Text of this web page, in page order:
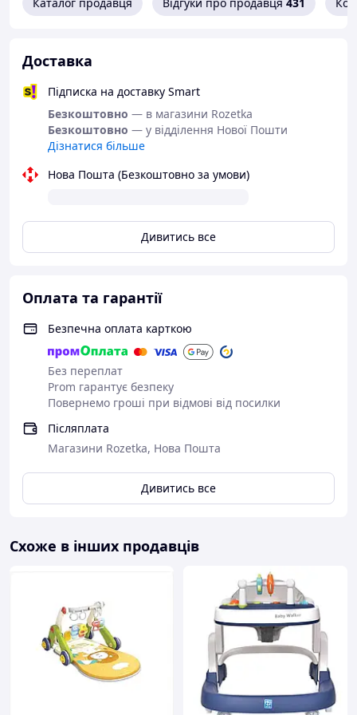
Кольори в асортименті. Бажаний колір можна вказати у
коментарі до замовлення.
Доставка
Підписка на доставку Smart
Безкоштовно — в магазини Rozetka
Безкоштовно — у відділення Нової Пошти
Дізнатися більше
Нова Пошта (Безкоштовно за умови)
Дивитись все
Оплата та гарантії
Безпечна оплата карткою
Без переплат
Prom гарантує безпеку
Повернемо гроші при відмові від посилки
Післяплата
Магазини Rozetka, Нова Пошта
Дивитись все
Схоже в інших продавців